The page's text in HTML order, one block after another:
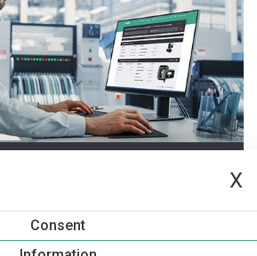
X
Consent
čerpadel